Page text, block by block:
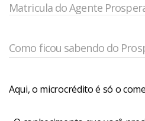
Matricula do Agente
Como ficou sabendo do
Aqui, o microcrédito é só o